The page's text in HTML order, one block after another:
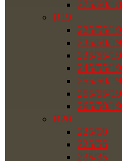
275/60/18
R19
225/55/19
235/50/19
235/55/19
245/55/19
255/50/19
255/55/19
265/50/19
R20
225/50
225/55
235/35